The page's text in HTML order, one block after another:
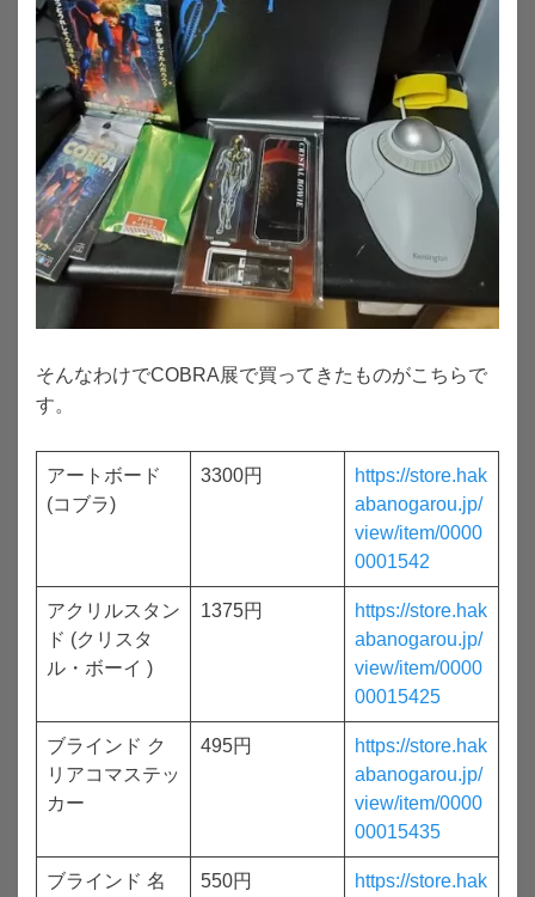
そんなわけでCOBRA展で買ってきたものがこちらで
す。
アートボード
(コブラ)
3300円
https://store.hak
abanogarou.jp/
view/item/0000
0001542
アクリルスタン
ド (クリスタ
ル・ボーイ )
1375円
https://store.hak
abanogarou.jp/
view/item/0000
00015425
ブラインド ク
リアコマステッ
カー
495円
https://store.hak
abanogarou.jp/
view/item/0000
00015435
ブラインド 名
550円
https://store.hak